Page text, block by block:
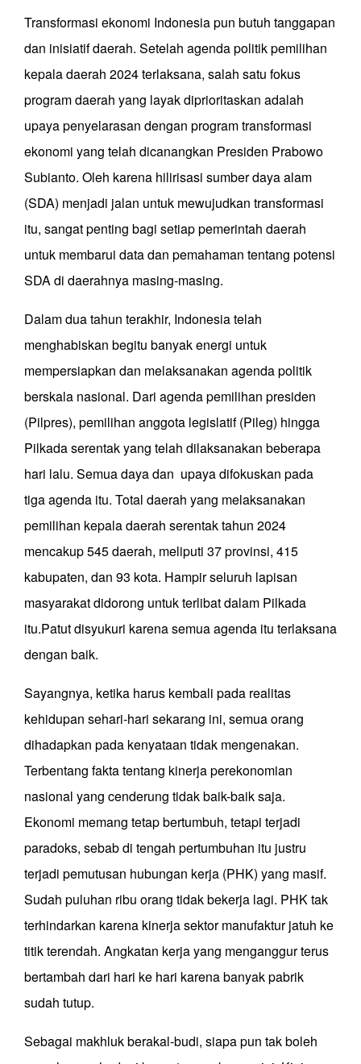
Transformasi ekonomi Indonesia pun butuh tanggapan
dan inisiatif daerah. Setelah agenda politik pemilihan
kepala daerah 2024 terlaksana, salah satu fokus
program daerah yang layak diprioritaskan adalah
upaya penyelarasan dengan program transformasi
ekonomi yang telah dicanangkan Presiden Prabowo
Subianto. Oleh karena hilirisasi sumber daya alam
(SDA) menjadi jalan untuk mewujudkan transformasi
itu, sangat penting bagi setiap pemerintah daerah
untuk membarui data dan pemahaman tentang potensi
SDA di daerahnya masing-masing.
Dalam dua tahun terakhir, Indonesia telah
menghabiskan begitu banyak energi untuk
mempersiapkan dan melaksanakan agenda politik
berskala nasional. Dari agenda pemilihan presiden
(Pilpres), pemilihan anggota legislatif (Pileg) hingga
Pilkada serentak yang telah dilaksanakan beberapa
hari lalu. Semua daya dan upaya difokuskan pada
tiga agenda itu. Total daerah yang melaksanakan
pemilihan kepala daerah serentak tahun 2024
mencakup 545 daerah, meliputi 37 provinsi, 415
kabupaten, dan 93 kota. Hampir seluruh lapisan
masyarakat didorong untuk terlibat dalam Pilkada
itu.Patut disyukuri karena semua agenda itu terlaksana
dengan baik.
Sayangnya, ketika harus kembali pada realitas
kehidupan sehari-hari sekarang ini, semua orang
dihadapkan pada kenyataan tidak mengenakan.
Terbentang fakta tentang kinerja perekonomian
nasional yang cenderung tidak baik-baik saja.
Ekonomi memang tetap bertumbuh, tetapi terjadi
paradoks, sebab di tengah pertumbuhan itu justru
terjadi pemutusan hubungan kerja (PHK) yang masif.
Sudah puluhan ribu orang tidak bekerja lagi. PHK tak
terhindarkan karena kinerja sektor manufaktur jatuh ke
titik terendah. Angkatan kerja yang menganggur terus
bertambah dari hari ke hari karena banyak pabrik
sudah tutup.
Sebagai makhluk berakal-budi, siapa pun tak boleh